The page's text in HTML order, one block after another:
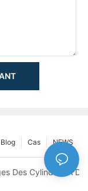
NEWS
Cas
Blog
&
Des Cylindres À